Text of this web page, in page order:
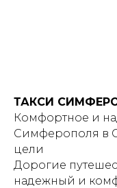
ТАКСИ
Комфортное и
Симферополя в
цели
Дорогие
надежный и